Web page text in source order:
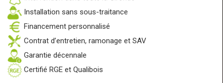
Installation sans sous-traitance
Financement personnalisé
Contrat d’entretien, ramonage et SAV
Garantie décennale
Certifié RGE et Qualibois